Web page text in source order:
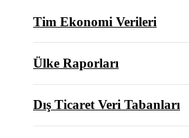
Tim Ekonomi Verileri
Ülke Raporları
Dış Ticaret Veri Tabanları